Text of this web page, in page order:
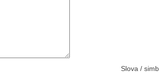
Slova /